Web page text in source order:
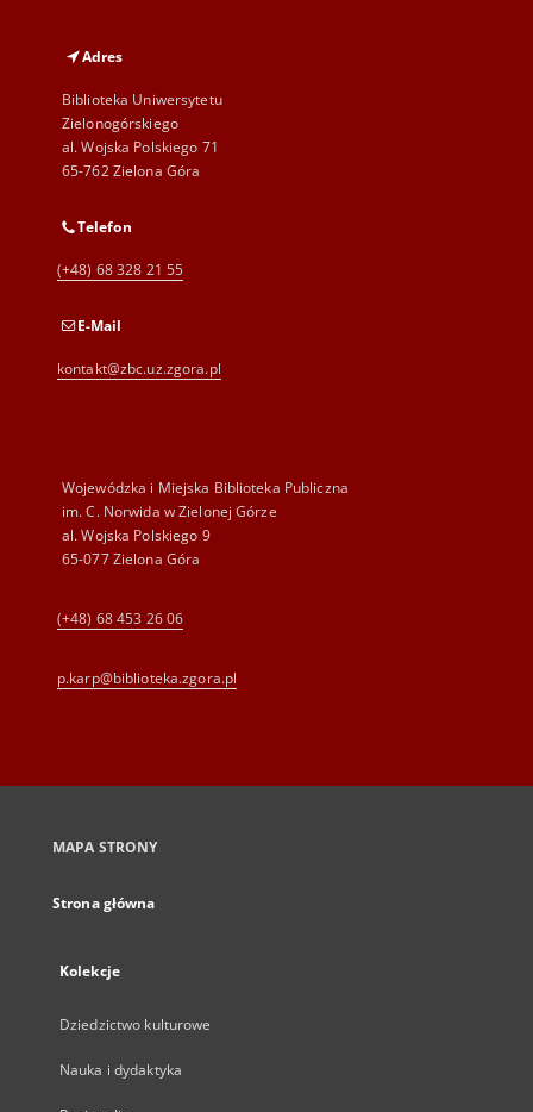
Adres
Biblioteka Uniwersytetu
Zielonogórskiego
al. Wojska Polskiego 71
65-762 Zielona Góra
Telefon
(+48) 68 328 21 55
E-Mail
kontakt@zbc.uz.zgora.pl
Wojewódzka i Miejska Biblioteka Publiczna
im. C. Norwida w Zielonej Górze
al. Wojska Polskiego 9
65-077 Zielona Góra
(+48) 68 453 26 06
p.karp@biblioteka.zgora.pl
MAPA STRONY
Strona główna
Kolekcje
Dziedzictwo kulturowe
Nauka i dydaktyka